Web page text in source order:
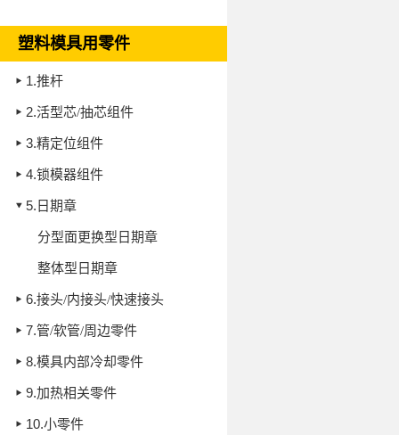
塑料模具用零件
1.推杆
2.活型芯/抽芯组件
3.精定位组件
4.锁模器组件
5. 日期章
分型面更换型日期章
整体型日期章
6.接头/内接头/快速接头
7.管/软管/周边零件
8.模具内部冷却零件
9.加热相关零件
10.小零件